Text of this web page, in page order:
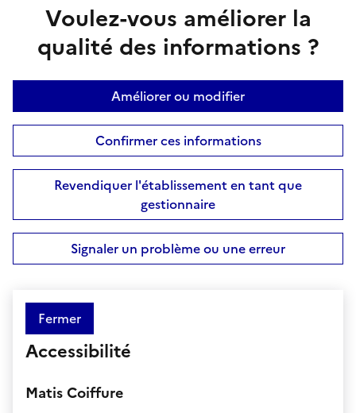
Voulez-vous améliorer la
qualité des informations ?
Améliorer ou modifier
Confirmer ces informations
Revendiquer l'établissement en tant que
gestionnaire
Signaler un problème ou une erreur
Fermer
Accessibilité
Matis Coiffure